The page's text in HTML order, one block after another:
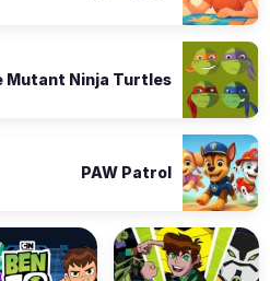
Mutant Ninja Turtles
PAW Patrol